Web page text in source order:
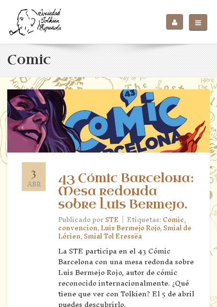
Comic
3
ABR
43 Cómic Barcelona:
Mesa redonda
sobre Luis Bermejo.
Publicado porSTE | Etiquetas:Comic,
convencion,Luis Bermejo Rojo,Smial de
Lórien,Smial Tol Eressëa
La STE participa en el 43 Cómic
Barcelona con una mesa redonda sobre
Luis Bermejo Rojo, autor de cómic
reconocido internacionalmente. ¿Qué
tiene que ver con Tolkien? El 5 de abril